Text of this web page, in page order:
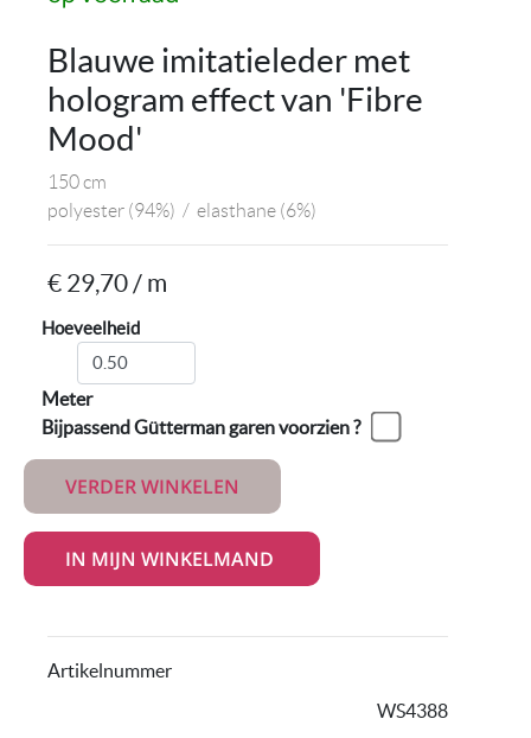
Blauwe imitatieleder met
hologram effect van 'Fibre
Mood'
150 cm
polyester (94%) / elasthane (6%)
€ 29,70 / m
Hoeveelheid
Meter
Bijpassend Gütterman garen voorzien ?
VERDER WINKELEN
Artikelnummer
WS4388